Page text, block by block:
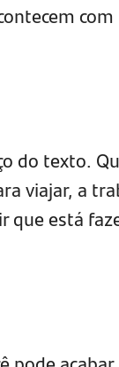
do texto.
viajar, a
está